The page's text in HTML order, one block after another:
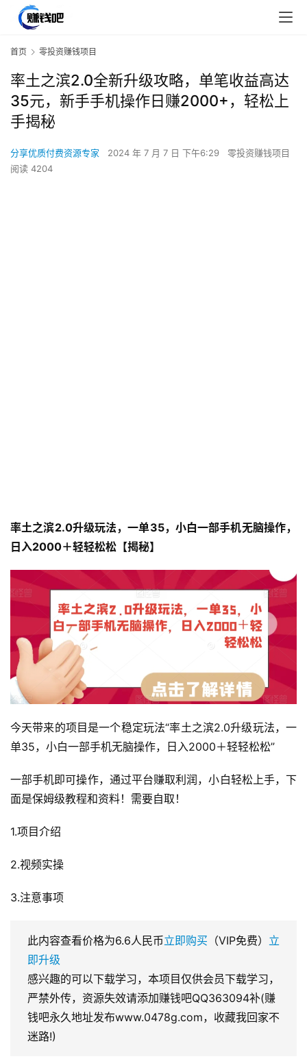
首页 零投资赚钱项目
率土之滨2.0全新升级攻略，单笔收益高达
35元，新手手机操作日赚2000+，轻松上
手揭秘
分享优质付费资源专家 2024 年 7 月 7 日 下午6:29
零投资赚钱项目
阅读 4204
率土之滨2.0升级玩法，一单35，小白一部手机无脑操作，
日入2000＋轻轻松松【揭秘】
今天带来的项目是一个稳定玩法“率土之滨2.0升级玩法，一
单35，小白一部手机无脑操作，日入2000＋轻轻松松”
一部手机即可操作，通过平台赚取利润，小白轻松上手，下
面是保姆级教程和资料！需要自取！
1.项目介绍
2.视频实操
3.注意事项
此内容查看价格为6.6人民币立即购买 （VIP免费） 立
即升级
感兴趣的可以下载学习，本项目仅供会员下载学习，
严禁外传，资源失效请添加赚钱吧QQ363094补(赚
钱吧永久地址发布www.0478g.com，收藏我回家不
迷路!)